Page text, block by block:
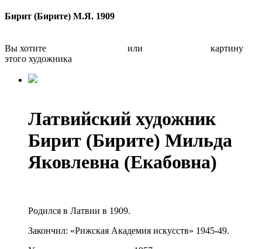
Бирит (Бирите) М.Я. 1909
Вы хотите или
картину
этого художника
Латвийский художник
Бирит (Бирите) Мильда
Яковлевна (Екабовна)
Родился в Латвии в 1909.
Закончил: «Рижская Академия искусств» 1945-49.